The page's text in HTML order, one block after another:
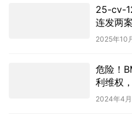
25-cv-
连发两
结！
2025年10
危险！
利维权
2024年4